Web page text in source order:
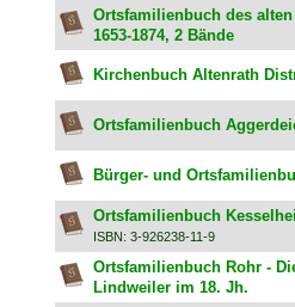
Ortsfamilienbuch des
1653-1874, 2 Bände
Kirchenbuch Altenrath
Ortsfamilienbuch
Bürger- und
Ortsfamilienbuch
ISBN: 3-926238-11-9
Ortsfamilienbuch Rohr -
Lindweiler im 18. Jh.